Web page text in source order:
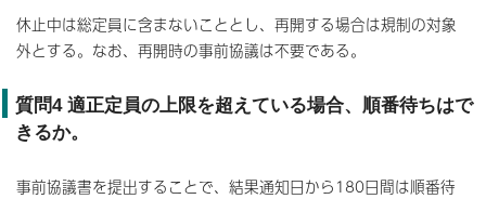
休止中は総定員に含まないこととし、再開する場合は規制の対象
外とする。なお、再開時の事前協議は不要である。
質問4 適正定員の上限を超えている場合、順番待ちはで
きるか。
事前協議書を提出することで、結果通知日から180日間は順番待